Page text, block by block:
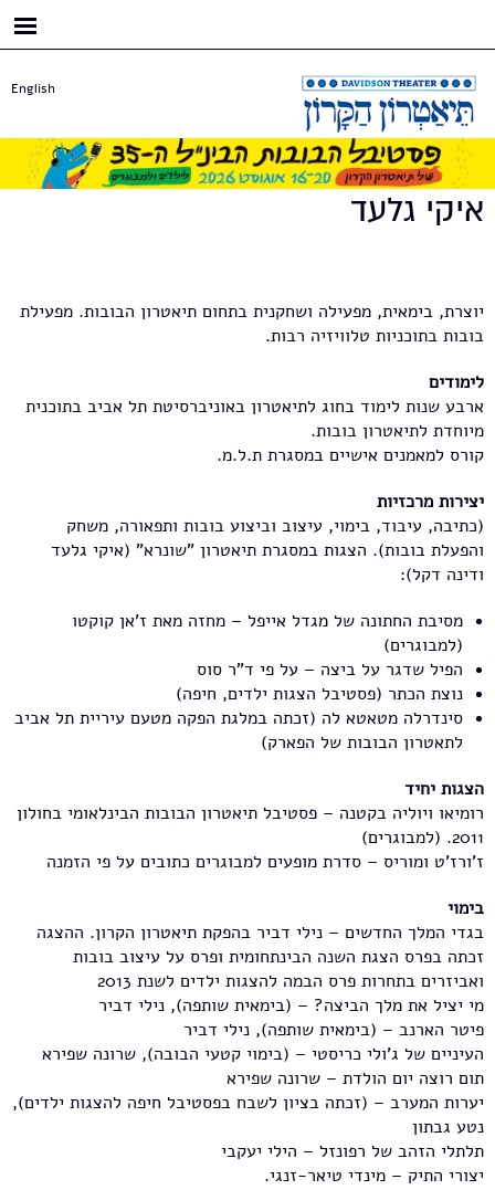
English
איקי גלעד
יוצרת, בימאית, מפעילה ושחקנית בתחום תיאטרון הבובות. מפעילת
בובות בתוכניות טלוויזיה רבות.
לימודים
ארבע שנות לימוד בחוג לתיאטרון באוניברסיטת תל אביב בתוכנית
מיוחדת לתיאטרון בובות.
קורס למאמנים אישיים במסגרת ת.ל.מ.
יצירות מרכזיות
(כתיבה, עיבוד, בימוי, עיצוב וביצוע בובות ותפאורה, משחק
והפעלת בובות). הצגות במסגרת תיאטרון "שונרא" (איקי גלעד
ודינה דקל):
מסיבת החתונה של מגדל אייפל – מחזה מאת ז'אן קוקטו
(למבוגרים)
הפיל שדגר על ביצה – על פי ד"ר סוס
נוצת הכתר (פסטיבל הצגות ילדים, חיפה)
סינדרלה מטאטא לה (זכתה במלגת הפקה מטעם עיריית תל אביב
לתאטרון הבובות של הפארק)
הצגות יחיד
רומיאו ויוליה בקטנה – פסטיבל תיאטרון הבובות הבינלאומי בחולון
2011. (למבוגרים)
ז'ורז'ט ומוריס – סדרת מופעים למבוגרים כתובים על פי הזמנה
בימוי
בגדי המלך החדשים – נילי דביר בהפקת תיאטרון הקרון. ההצגה
זכתה בפרס הצגת השנה הבינתחומית ופרס על עיצוב בובות
ואביזרים בתחרות פרס הבמה להצגות ילדים לשנת 2013
מי יציל את מלך הביצה? – (בימאית שותפה), נילי דביר
פיטר הארנב – (בימאית שותפה), נילי דביר
העיניים של ג'ולי כריסטי – (בימוי קטעי הבובה), שרונה שפירא
תום רוצה יום הולדת – שרונה שפירא
יערות המערב – (זכתה בציון לשבח בפסטיבל חיפה להצגות ילדים),
נטע גבתון
תלתלי הזהב של רפונזל – הילי יעקבי
יצורי התיק – מינדי טיאר-זנגי.